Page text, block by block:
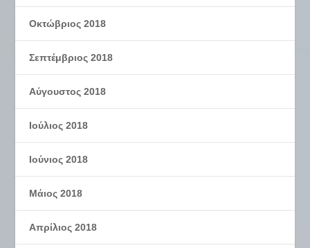
Οκτώβριος 2018
Σεπτέμβριος 2018
Αύγουστος 2018
Ιούλιος 2018
Ιούνιος 2018
Μάιος 2018
Απρίλιος 2018